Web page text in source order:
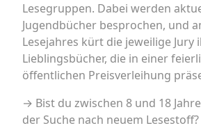
Lesegruppen. Dabei werden
Jugendbücher besprochen, und
Lesejahres kürt die jeweilige Jury
Lieblingsbücher, die in einer
öffentlichen Preisverleihung
→ Bist du zwischen 8 und 18
der Suche nach neuem Lesestoff?